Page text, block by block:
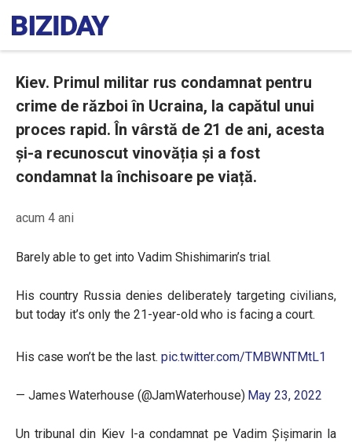
Kiev. Primul militar rus condamnat pentru
crime de război în Ucraina, la capătul unui
proces rapid. În vârstă de 21 de ani, acesta
și-a recunoscut vinovăția și a fost
condamnat la închisoare pe viață.
acum 4 ani
Barely able to get into Vadim Shishimarin’s trial.
His country Russia denies deliberately targeting civilians,
but today it’s only the 21-year-old who is facing a court.
His case won’t be the last. pic.twitter.com/TMBWNTMtL1
— James Waterhouse (@JamWaterhouse) May 23, 2022
Un tribunal din Kiev l-a condamnat pe Vadim Șișimarin la